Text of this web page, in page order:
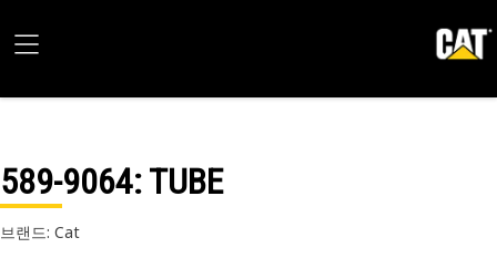
589-9064: TUBE
브랜드: Cat